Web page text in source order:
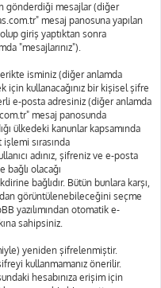
gönderdiği mesajlar (diğer
mesaj panosuna yapılan
giriş yaptıktan sonra
"mesajlarınız").
isminiz (diğer anlamda
için kullanacağınız bir kişisel şifre
e-posta adresiniz (diğer anlamda
mesaj panosunda
ülkedeki kanunlar kapsamında
sırasında
adınız, şifreniz ve e-posta
bağlı olacağı
bağlıdır. Bütün bunlara karşı,
görüntülenebileceğini seçme
yazılımından otomatik e-
sahipsiniz.
yeniden şifrelenmiştir.
kullanmamanız önerilir.
hesabınıza erişim için